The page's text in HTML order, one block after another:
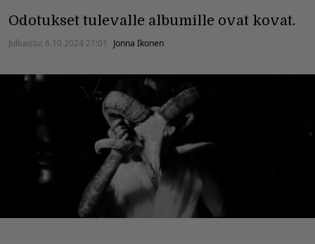
Odotukset tulevalle albumille ovat kovat.
Julkaistu: 6.10.2024 21:01 Jonna Ikonen